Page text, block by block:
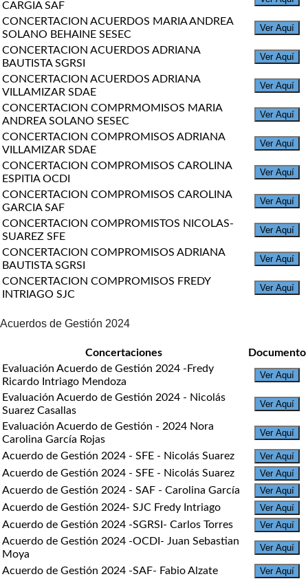
CARGIA SAF
CONCERTACION ACUERDOS MARIA ANDREA
SOLANO BEHAINE SESEC
Ver Aquí
CONCERTACION ACUERDOS ADRIANA
BAUTISTA SGRSI
Ver Aquí
CONCERTACION ACUERDOS ADRIANA
VILLAMIZAR SDAE
Ver Aquí
CONCERTACION COMPRMOMISOS MARIA
ANDREA SOLANO SESEC
Ver Aquí
CONCERTACION COMPROMISOS ADRIANA
VILLAMIZAR SDAE
Ver Aquí
CONCERTACION COMPROMISOS CAROLINA
ESPITIA OCDI
Ver Aquí
CONCERTACION COMPROMISOS CAROLINA
GARCIA SAF
Ver Aquí
CONCERTACION COMPROMISTOS NICOLAS-
SUAREZ SFE
Ver Aquí
CONCERTACION COMPROMISOS ADRIANA
BAUTISTA SGRSI
Ver Aquí
CONCERTACION COMPROMISOS FREDY
INTRIAGO SJC
Ver Aquí
Acuerdos de Gestión 2024
Concertaciones
Documento
Evaluación Acuerdo de Gestión 2024 -Fredy
Ricardo Intriago Mendoza
Ver Aquí
Evaluación Acuerdo de Gestión 2024 - Nicolás
Suarez Casallas
Ver Aquí
Evaluación Acuerdo de Gestión - 2024 Nora
Carolina García Rojas
Ver Aquí
Acuerdo de Gestión 2024 - SFE - Nicolás Suarez Ver Aquí
Acuerdo de Gestión 2024 - SFE - Nicolás Suarez Ver Aquí
Acuerdo de Gestión 2024 - SAF - Carolina García Ver Aquí
Acuerdo de Gestión 2024- SJC Fredy Intriago Ver Aquí
Acuerdo de Gestión 2024 -SGRSI- Carlos Torres Ver Aquí
Acuerdo de Gestión 2024 -OCDI- Juan Sebastian
Moya
Ver Aquí
Acuerdo de Gestión 2024 -SAF- Fabio Alzate Ver Aquí